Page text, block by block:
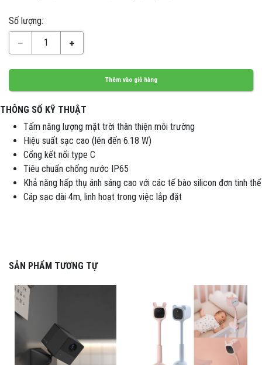
Số lượng:
1
Thêm vào giỏ hàng
THÔNG SỐ KỸ THUẬT
Tấm năng lượng mặt trời thân thiện môi trường
Hiệu suất sạc cao (lên đến 6.18 W)
Cổng kết nối type C
Tiêu chuẩn chống nước IP65
Khả năng hấp thụ ánh sáng cao với các tế bào silicon đơn tinh thể
Cáp sạc dài 4m, linh hoạt trong việc lắp đặt
SẢN PHẨM TƯƠNG TỰ